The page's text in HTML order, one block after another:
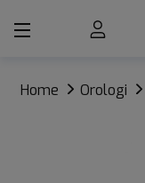
Home Orologi